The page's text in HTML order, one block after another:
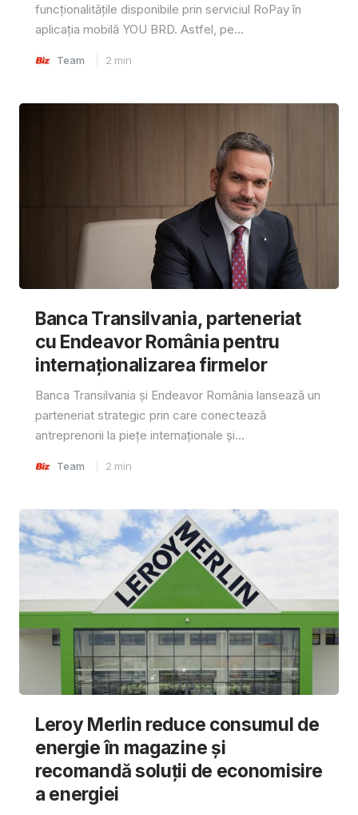
funcționalitățile disponibile prin serviciul RoPay în
aplicația mobilă YOU BRD. Astfel, pe...
Team 2 min
Banca Transilvania, parteneriat
cu Endeavor România pentru
internaționalizarea firmelor
Banca Transilvania și Endeavor România lansează un
parteneriat strategic prin care conectează
antreprenorii la piețe internaționale și...
Team 2 min
Leroy Merlin reduce consumul de
energie în magazine și
recomandă soluții de economisire
a energiei